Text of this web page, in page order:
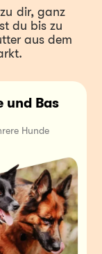
dir, ganz
du bis zu
aus dem
und Bas
Hunde